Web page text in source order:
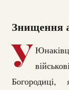
Знищення
У